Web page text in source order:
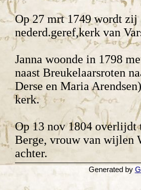
Op 27 mrt 1749 wordt zij
nederd.geref,kerk van
Janna woonde in 1798
naast Breukelaarsroten
Derse en Maria
kerk.
Op 13 nov 1804 overlijdt
Berge, vrouw van wijlen
achter.
Generated by